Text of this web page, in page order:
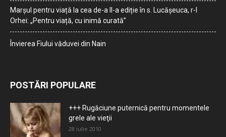
Marșul pentru viață la cea de-a II-a ediție în s. Lucășeuca, r-l
Orhei: „Pentru viață, cu inimă curată”
Învierea Fiului văduvei din Nain
POSTĂRI POPULARE
+++ Rugăciune puternică pentru momentele
grele ale vieţii
28 iulie 2010